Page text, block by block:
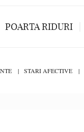
POARTA RIDURI
STARI AFECTIVE